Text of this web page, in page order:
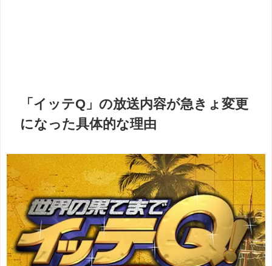
「イッテQ」の放送内容が急きょ変更
になった具体的な理由